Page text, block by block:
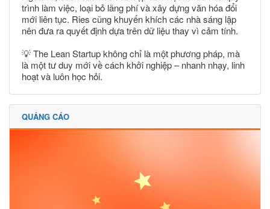
trình làm việc, loại bỏ lãng phí và xây dựng văn hóa đổi
mới liên tục. Ries cũng khuyến khích các nhà sáng lập
nên đưa ra quyết định dựa trên dữ liệu thay vì cảm tính.
💡 The Lean Startup không chỉ là một phương pháp, mà
là một tư duy mới về cách khởi nghiệp – nhanh nhạy, linh
hoạt và luôn học hỏi.
QUẢNG CÁO